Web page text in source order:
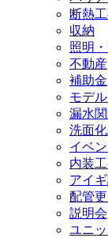
断熱
収納
照明
不動産
補助金
モデ
漏水
洗面
イベ
内装
アイ
配管
説明会
ユニ